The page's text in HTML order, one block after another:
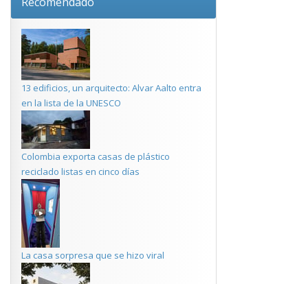
13 edificios, un arquitecto: Alvar Aalto entra
en la lista de la UNESCO
Colombia exporta casas de plástico
reciclado listas en cinco días
La casa sorpresa que se hizo viral